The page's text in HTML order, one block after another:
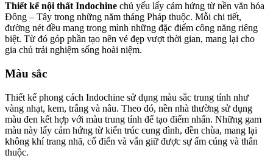
Thiết kế nội thất Indochine chủ yếu lấy cảm hứng từ nền văn hóa
Đông – Tây trong những năm tháng Pháp thuộc. Mỗi chi tiết,
đường nét đều mang trong mình những đặc điểm công năng riêng
biệt. Từ đó góp phần tạo nên vẻ đẹp vượt thời gian, mang lại cho
gia chủ trải nghiệm sống hoài niệm.
Màu sắc
Thiết kế phong cách Indochine sử dụng màu sắc trung tính như
vàng nhạt, kem, trắng và nâu. Theo đó, nền nhà thường sử dụng
màu đen kết hợp với màu trung tính để tạo điểm nhấn. Những gam
màu này lấy cảm hứng từ kiến trúc cung đình, đền chùa, mang lại
không khí trang nhã, cổ điển và vẫn giữ được sự ấm cúng và thân
thuộc.